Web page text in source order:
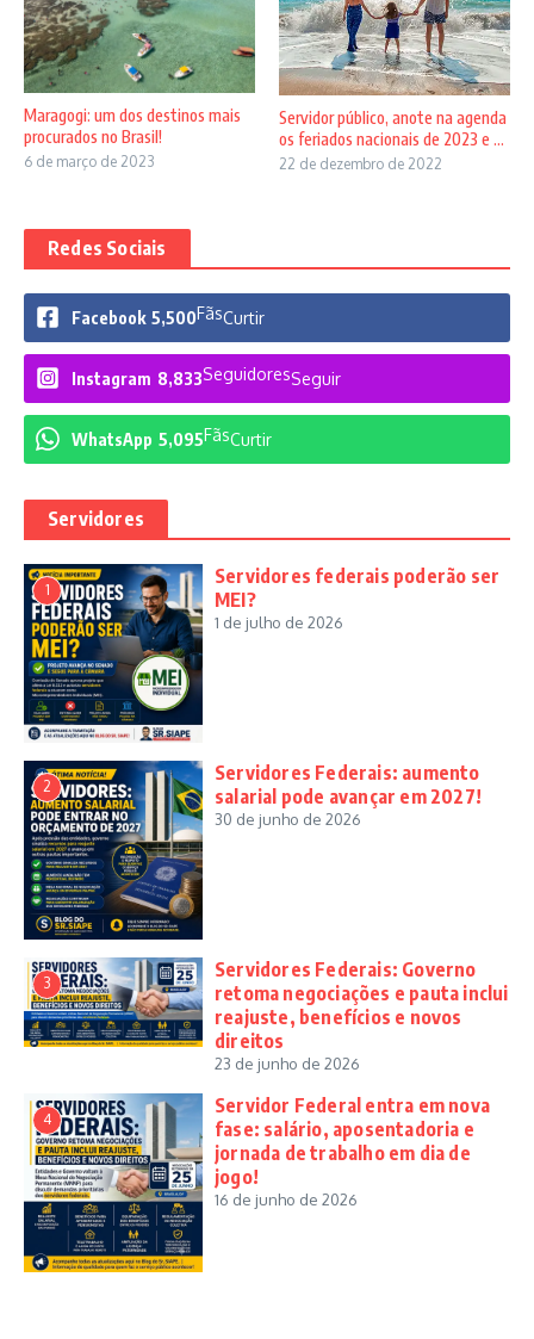
Maragogi: um dos destinos mais
procurados no Brasil!
6 de março de 2023
Servidor público, anote na agenda
os feriados nacionais de 2023 e ...
22 de dezembro de 2022
Redes Sociais
Facebook 5,500FãsCurtir
Instagram 8,833SeguidoresSeguir
WhatsApp 5,095FãsCurtir
Servidores
1
Servidores federais poderão ser
MEI?
1 de julho de 2026
2
Servidores Federais: aumento
salarial pode avançar em 2027!
30 de junho de 2026
3
Servidores Federais: Governo
retoma negociações e pauta inclui
reajuste, benefícios e novos
direitos
23 de junho de 2026
4
Servidor Federal entra em nova
fase: salário, aposentadoria e
jornada de trabalho em dia de
jogo!
16 de junho de 2026